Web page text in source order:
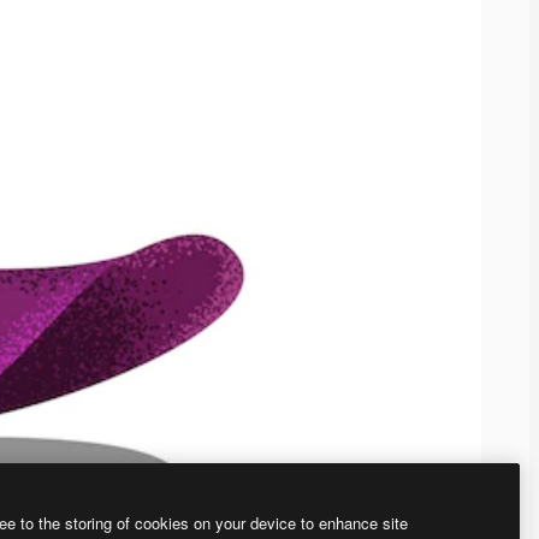
to the storing of cookies on your device to enhance site